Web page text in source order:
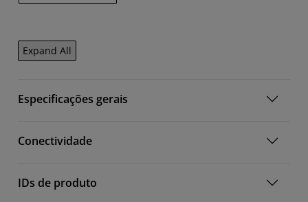
Expand All
Especificações gerais
Conectividade
IDs de produto